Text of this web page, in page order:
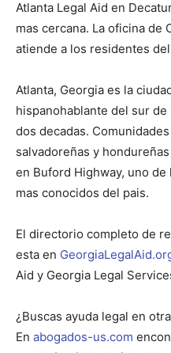
Atlanta Legal Aid en
mas cercana. La oficina de
atiende a los residentes
Atlanta, Georgia es la
hispanohablante del sur
dos decadas.
salvadoreñas y
en Buford Highway, uno
mas conocidos del pais.
El directorio completo de
esta en
Aid y Georgia Legal
¿Buscas ayuda legal en
En abogados-us.com